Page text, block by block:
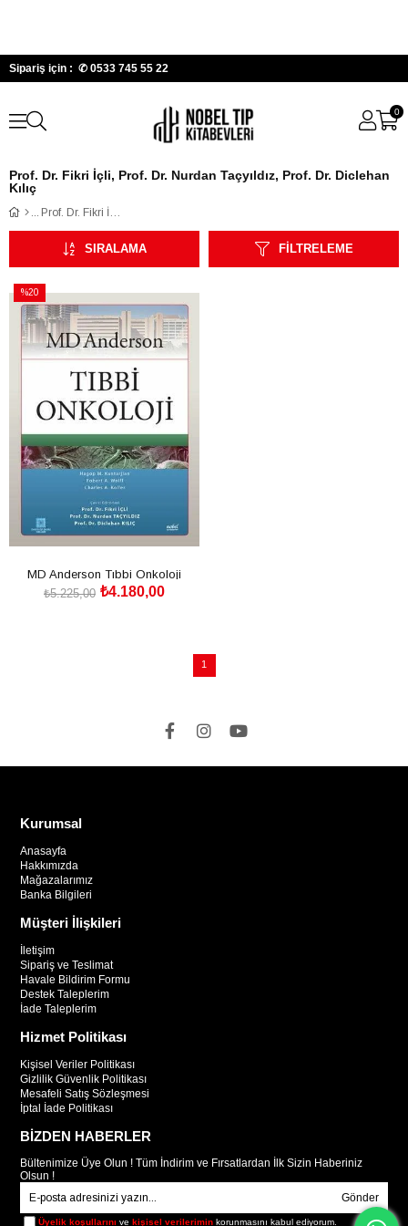
Sipariş için : ✆ 0533 745 55 22
0
Prof. Dr. Fikri İçli, Prof. Dr. Nurdan Taçyıldız, Prof. Dr. Diclehan
Kılıç
Prof. Dr. Fikri İçli, Prof. Dr. Nurdan Taçyıldız, Prof. Dr. Diclehan Kılıç
FILTRELEME
SIRALAMA
%20
İndirim
%20İndirim
MD Anderson Tıbbi Onkoloji
₺4.180,00
₺5.225,00
1
Kurumsal
Anasayfa
Hakkımızda
Mağazalarımız
Banka Bilgileri
Müşteri İlişkileri
İletişim
Sipariş ve Teslimat
Havale Bildirim Formu
Destek Taleplerim
İade Taleplerim
Hizmet Politikası
Kişisel Veriler Politikası
Gizlilik Güvenlik Politikası
Mesafeli Satış Sözleşmesi
İptal İade Politikası
BİZDEN HABERLER
Bültenimize Üye Olun ! Tüm İndirim ve Fırsatlardan İlk Sizin Haberiniz
Olsun !
Gönder
Üyelik koşullarını vekişisel verilerimin korunmasını kabul ediyorum.